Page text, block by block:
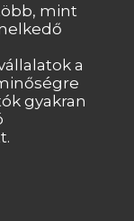
mint
a
gyakran